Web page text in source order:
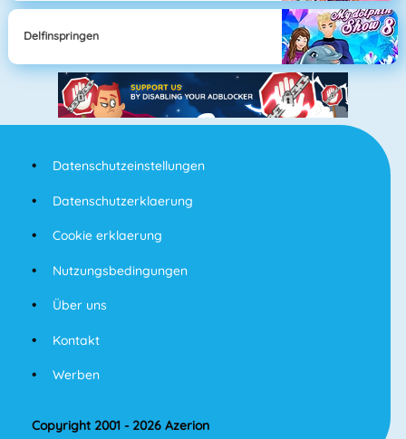
Delfinspringen
Datenschutzeinstellungen
Datenschutzerklaerung
Cookie erklaerung
Nutzungsbedingungen
Über uns
Kontakt
Werben
Copyright 2001 - 2026 Azerion